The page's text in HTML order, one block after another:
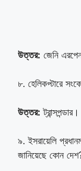
উত্তর: জেনি
৮. হেলিকপ্টারে
উত্তর: ট্রান্সপন্ডার।
৯. ইসরায়েলি
জানিয়েছে কোন